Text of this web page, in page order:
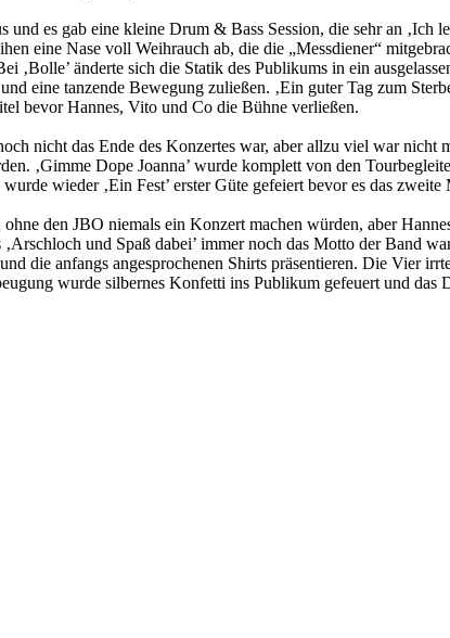
und es gab eine kleine Drum & Bass Session, die sehr an
eine Nase voll Weihrauch ab, die die „Messdiener“
‚Bolle’ änderte sich die Statik des Publikums in ein
eine tanzende Bewegung zuließen. ‚Ein guter Tag zum
bevor Hannes, Vito und Co die Bühne verließen.
nicht das Ende des Konzertes war, aber allzu viel war
‚Gimme Dope Joanna’ wurde komplett von den
wieder ‚Ein Fest’ erster Güte gefeiert bevor es das
den JBO niemals ein Konzert machen würden, aber
und Spaß dabei’ immer noch das Motto der Band
die anfangs angesprochenen Shirts präsentieren. Die Vier
wurde silbernes Konfetti ins Publikum gefeuert und das